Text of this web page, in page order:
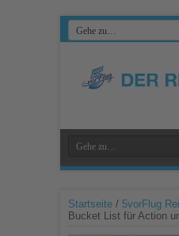
Startseite/ 5vorFlug
Bucket List für Action